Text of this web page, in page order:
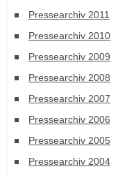
Pressearchiv 2011
Pressearchiv 2010
Pressearchiv 2009
Pressearchiv 2008
Pressearchiv 2007
Pressearchiv 2006
Pressearchiv 2005
Pressearchiv 2004